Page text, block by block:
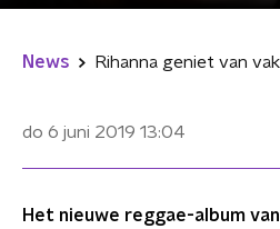
News
do 6 juni 2019 13:04
Het nieuwe reggae-album van